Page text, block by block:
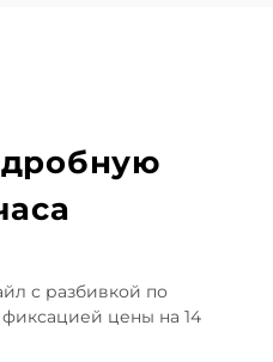
с разбивкой по
цены на 14